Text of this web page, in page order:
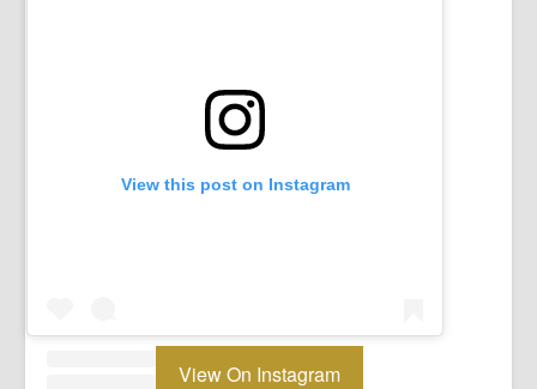
View this post on Instagram
View On Instagram